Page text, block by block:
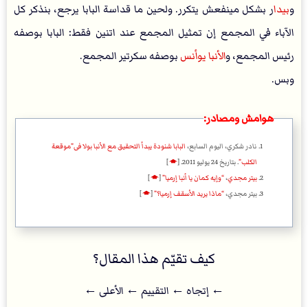
وبيدار بشكل مينفعش يتكرر. ولحين ما قداسة البابا يرجع، بنذكر كل
الآباء في المجمع إن تمثيل المجمع عند اتنين فقط: البابا بوصفه
رئيس المجمع، والأنبا يوأنس بوصفه سكرتير المجمع.
وبس.
هوامش ومصادر:
نادر شكري، اليوم السابع،البابا شنودة يبدأ التحقيق مع الأنبا بولا فى”موقعة
الكلب”. بتاريخ 24 يوليو 2011. [
🡁
]
بيتر مجدي،“وإيه كمان يا أنبا إرميا”[
🡁
]
بيتر مجدي،“ماذا يريد الأسقف إرميا؟”[
🡁
]
كيف تقيّم هذا المقال؟
← إتجاه ← التقييم ← اﻷعلى ←